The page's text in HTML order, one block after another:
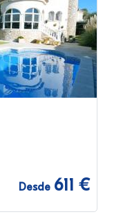
Desde 611 €